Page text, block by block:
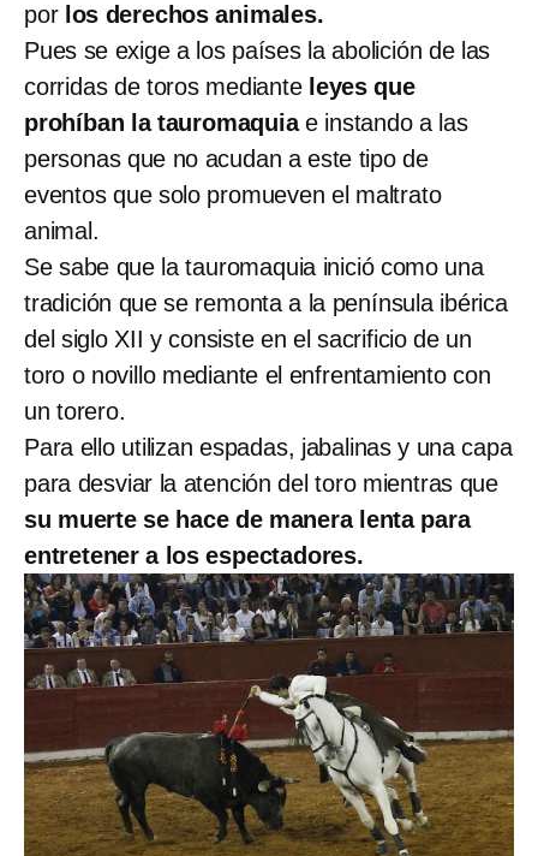
por los derechos animales.
Pues se exige a los países la abolición de las
corridas de toros medianteleyes que
prohíban la tauromaquiae instando a las
personas que no acudan a este tipo de
eventos que solo promueven el maltrato
animal.
Se sabe que la tauromaquia inició como una
tradición que se remonta a la península ibérica
del siglo XII y consiste en el sacrificio de un
toro o novillo mediante el enfrentamiento con
un torero.
Para ello utilizan espadas, jabalinas y una capa
para desviar la atención del toro mientras que
su muerte se hace de manera lenta para
entretener a los espectadores.